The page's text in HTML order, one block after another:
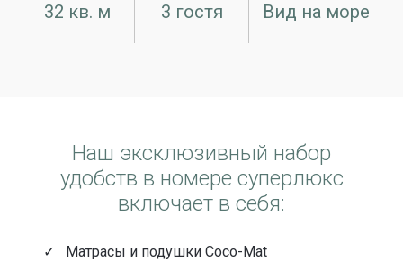
32 кв. м 3 гостя Вид на море
Наш эксклюзивный набор
удобств в номере суперлюкс
включает в себя:
Матрасы и подушки Coco-Mat